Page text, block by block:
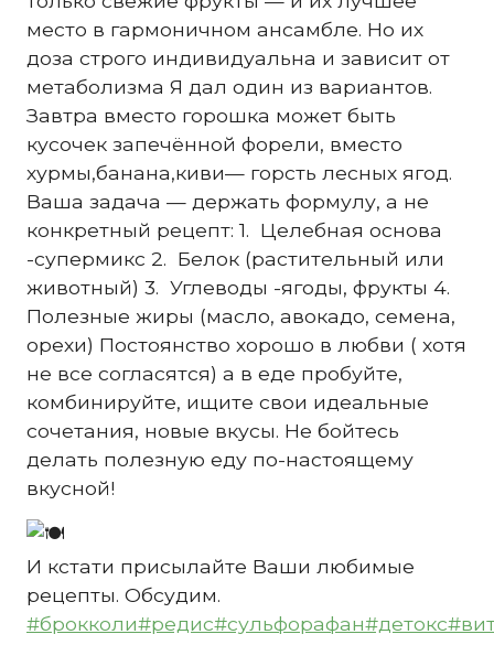
место в гармоничном ансамбле. Но их
доза строго индивидуальна и зависит от
метаболизма Я дал один из вариантов.
Завтра вместо горошка может быть
кусочек запечённой форели, вместо
хурмы,банана,киви— горсть лесных ягод.
Ваша задача — держать формулу, а не
конкретный рецепт: 1. Целебная основа
-супермикс 2. Белок (растительный или
животный) 3. Углеводы -ягоды, фрукты 4.
Полезные жиры (масло, авокадо, семена,
орехи) Постоянство хорошо в любви ( хотя
не все согласятся) а в еде пробуйте,
комбинируйте, ищите свои идеальные
сочетания, новые вкусы. Не бойтесь
делать полезную еду по-настоящему
вкусной!
И кстати присылайте Ваши любимые
рецепты. Обсудим.
#брокколи#редис#сульфорафан#детокс